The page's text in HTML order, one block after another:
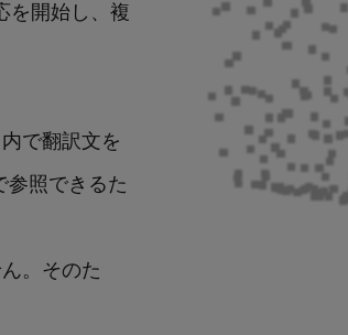
を開始し、複
で翻訳文を
照できるた
。そのた